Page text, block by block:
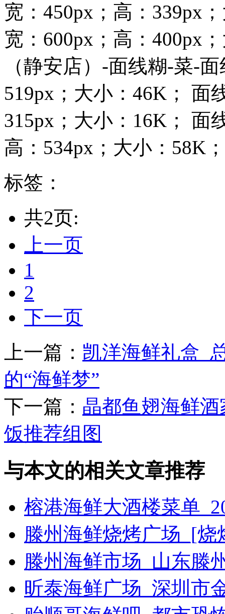
宽：450px；高：339px
宽：600px；高：400px
（静安店）-面线糊-菜-
519px；大小：46K； 面
315px；大小：16K； 面
高：534px；大小：58K
标签：
共2页:
上一页
1
2
下一页
上一篇： 凯洋海鲜礼盒_
的“海鲜梦”
下一篇： 晶都鱼翅海鲜
饭推荐组图
与本文的相关文章推荐
榕港海鲜大酒楼菜单
滕州海鲜烧烤广场_[
滕州海鲜市场_山东滕
昕泰海鲜广场_深圳市